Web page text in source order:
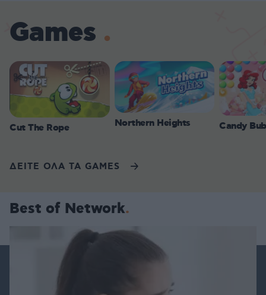
Games
Cut The Rope Northern Heights Candy
ΔΕΙΤΕ ΟΛΑ ΤΑ GAMES
Best of Network